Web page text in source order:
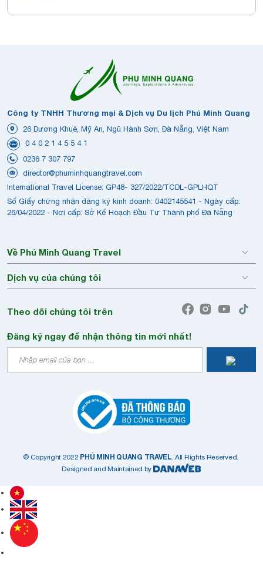
Công ty TNHH Thương mại & Dịch vụ Du lịch Phú Minh Quang
26 Dương Khuê, Mỹ An, Ngũ Hành Sơn, Đà Nẵng, Việt Nam
0 4 0 2 1 4 5 5 4 1
0236 7 307 797
director@phuminhquangtravel.com
International Travel License: GP48- 327/2022/TCDL-GPLHQT
Số Giấy chứng nhận đăng ký kinh doanh: 0402145541 - Ngày cấp:
26/04/2022 - Nơi cấp: Sở Kế Hoạch Đầu Tư Thành phố Đà Nẵng
Về Phú Minh Quang Travel
Dịch vụ của chúng tôi
Theo dõi chúng tôi trên
Đăng ký ngay để nhận thông tin mới nhất!
© Copyright 2022 PHÚ MINH QUANG TRAVEL, All Rights Reserved.
Designed and Maintained by